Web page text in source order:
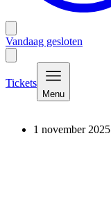
Vandaag gesloten
Tickets
Menu
1 november 2025